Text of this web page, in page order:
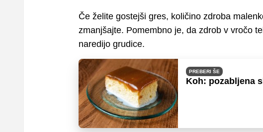
Če želite gostejši gres, količino zdroba
zmanjšajte. Pomembno je, da zdrob v vročo
naredijo grudice.
PREBERI ŠE
Koh: pozabljena